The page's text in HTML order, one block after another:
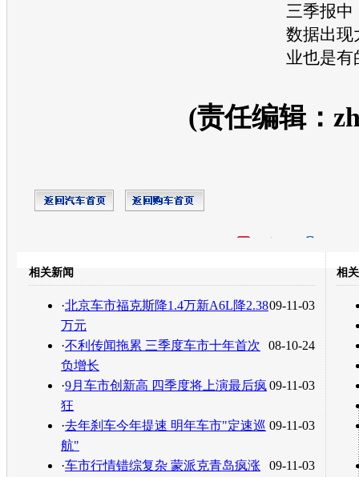
三季报中
数据出现
业也是有
(责任编辑：
转发至：
相关新闻
09-11-03
·北京车市福克斯降1.4万新A6L降2.38
万元
08-10-24
·不利传闻拖累 三季度车市十年首次
负增长
09-11-03
·9月车市创新高 四季度将上演最后疯
狂
09-11-03
·去年刹车今年提速 明年车市"定速巡
航"
09-11-03
·车市行情错综复杂 蒙派克青岛疯涨
相